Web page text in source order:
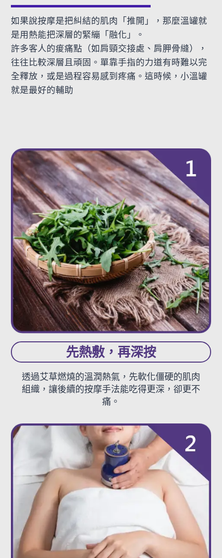
如果說按摩是把糾結的肌肉「推開」，那麼溫罐就
是用熱能把深層的緊繃「融化」。
許多客人的痠痛點（如肩頸交接處、肩胛骨縫），
往往比較深層且頑固。單靠手指的力道有時難以完
全釋放，或是過程容易感到疼痛。這時候，小溫罐
就是最好的輔助
先熱敷，再深按
透過艾草燃燒的溫潤熱氣，先軟化僵硬的肌肉
組織，讓後續的按摩手法能吃得更深，卻更不
痛。